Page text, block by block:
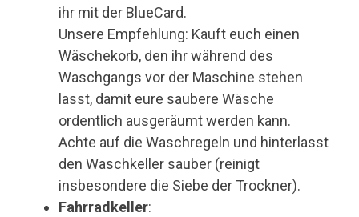
ihr mit der BlueCard.
Unsere Empfehlung: Kauft euch einen
Wäschekorb, den ihr während des
Waschgangs vor der Maschine stehen
lasst, damit eure saubere Wäsche
ordentlich ausgeräumt werden kann.
Achte auf die Waschregeln und hinterlasst
den Waschkeller sauber (reinigt
insbesondere die Siebe der Trockner).
Fahrradkeller: